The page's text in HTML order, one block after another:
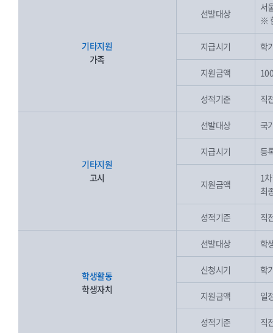
기타지원
가족
선발대상
서
※
지급시기 학
지원금액
성적기준 직
기타지원
고시
선발대상 국
지급시기 등
지원금액
1
최
성적기준 직
학생활동
학생자치
선발대상 학
신청시기 학
지원금액 일
성적기준 직